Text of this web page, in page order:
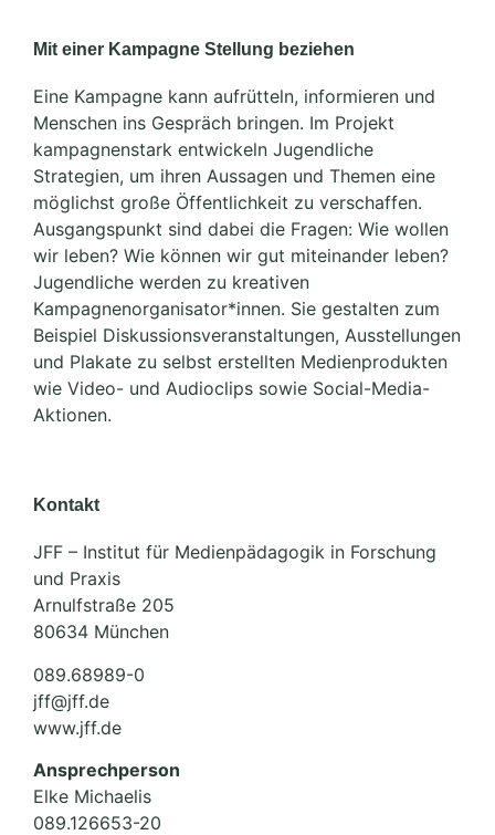
Mit einer Kampagne Stellung beziehen
Eine Kampagne kann aufrütteln, informieren und
Menschen ins Gespräch bringen. Im Projekt
kampagnenstark entwickeln Jugendliche
Strategien, um ihren Aussagen und Themen eine
möglichst große Öffentlichkeit zu verschaffen.
Ausgangspunkt sind dabei die Fragen: Wie wollen
wir leben? Wie können wir gut miteinander leben?
Jugendliche werden zu kreativen
Kampagnenorganisator*innen. Sie gestalten zum
Beispiel Diskussionsveranstaltungen, Ausstellungen
und Plakate zu selbst erstellten Medienprodukten
wie Video- und Audioclips sowie Social-Media-
Aktionen.
Kontakt
JFF – Institut für Medienpädagogik in Forschung
und Praxis
Arnulfstraße 205
80634 München
089.68989-0
jff@jff.de
www.jff.de
Ansprechperson
Elke Michaelis
089.126653-20